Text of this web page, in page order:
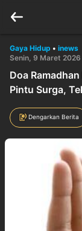
Gaya Hidup • inews
Senin, 9 Maret
Doa
Pintu Surga,
Dengarkan Berita